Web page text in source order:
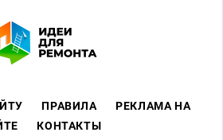
ПРАВИЛА
РЕКЛАМА НА
КОНТАКТЫ